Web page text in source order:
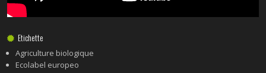
Etichette
Agriculture biologique
Ecolabel europeo